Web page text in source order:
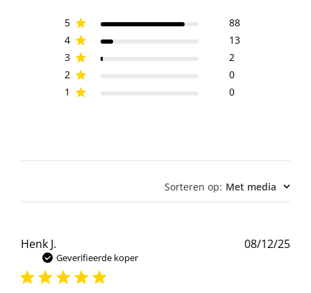
5
88
4
13
3
2
2
0
1
0
Sorteren op: Met media
Henk J.
Geverifieerde koper
08/12/25